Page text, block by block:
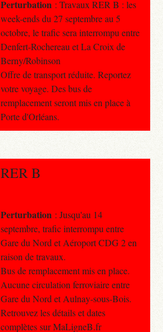
Perturbation : Travaux RER B : les
week-ends du 27 septembre au 5
octobre, le trafic sera interrompu entre
Denfert-Rochereau et La Croix de
Berny/Robinson
Offre de transport réduite. Reportez
votre voyage. Des bus de
remplacement seront mis en place à
Porte d'Orléans.
RER B
Perturbation : Jusqu'au 14
septembre, trafic interrompu entre
Gare du Nord et Aéroport CDG 2 en
raison de travaux.
Bus de remplacement mis en place.
Aucune circulation ferroviaire entre
Gare du Nord et Aulnay-sous-Bois.
Retrouvez les détails et dates
complètes sur MaLigneB.fr